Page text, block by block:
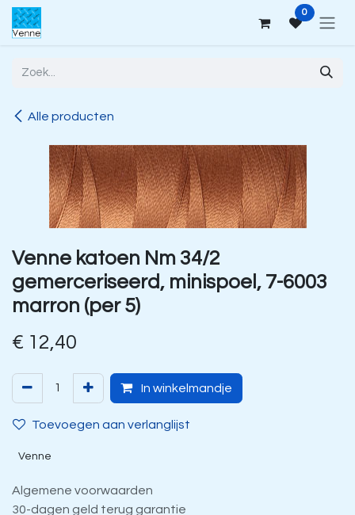
Overslaan naar inhoud 0
Alle producten
Venne katoen Nm 34/2
gemerceriseerd, minispoel, 7-6003
marron (per 5)
€ 12,40
In winkelmandje
Toevoegen aan verlanglijst
Venne
Algemene voorwaarden
30-dagen geld terug garantie